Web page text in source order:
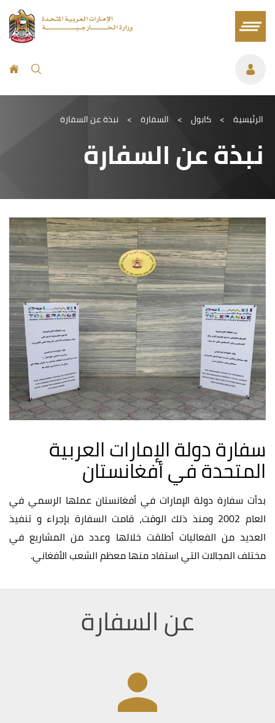
الرئيسية > كابول > السفارة > نبذة عن السفارة
نبذة عن السفارة
سفارة دولة الإمارات العربية
المتحدة في أفغانستان
بدأت سفارة دولة الإمارات في أفغانستان عملها الرسمي في
العام 2002 ومنذ ذلك الوقت، قامت السفارة بإجراء و تنفيذ
العديد من الفعاليات أطلقت خلالها وعدد من المشاريع في
مختلف المجالات التي استفاد منها معظم الشعب الأفغاني.
عن السفارة